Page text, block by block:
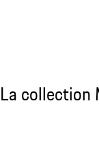
La collection
La collection